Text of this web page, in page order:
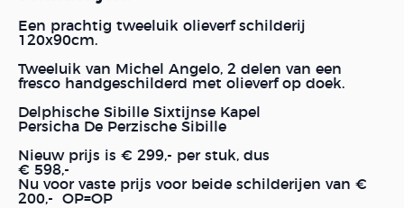
Een prachtig tweeluik olieverf schilderij
120x90cm.
Tweeluik van Michel Angelo, 2 delen van een
fresco handgeschilderd met olieverf op doek.
Delphische Sibille Sixtijnse Kapel
Persicha De Perzische Sibille
Nieuw prijs is € 299,- per stuk, dus
€ 598,-
Nu voor vaste prijs voor beide schilderijen van €
200,- OP=OP